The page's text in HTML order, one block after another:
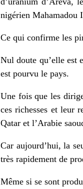
nigérien Mahamadou
Ce qui confirme les
Nul doute qu’elle est
est pourvu le pays.
Une fois que les
ces richesses et leur
Qatar et l’Arabie
Car aujourd’hui, la
très rapidement de
Même si se sont